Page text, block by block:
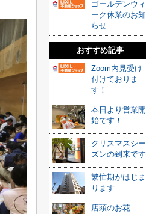
ゴールデンウィ
ーク休業のお知
らせ
おすすめ記事
Zoom内見受け
付けておりま
す！
本日より営業開
始です！
クリスマスシー
ズンの到来です
繁忙期がはじま
ります
店頭のお花